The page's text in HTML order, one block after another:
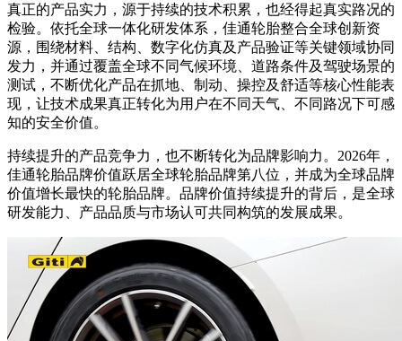
真正的产品实力，源于持续的技术积累，也经得起真实路况的
检验。依托全球一体化研发体系，佳通轮胎整合全球创新资
源，围绕材料、结构、数字化仿真及产品验证等关键领域协同
发力，并通过覆盖全球不同气候环境、道路条件及驾驶场景的
测试，不断优化产品在抓地、制动、操控及舒适等核心性能表
现，让技术成果真正转化为用户在不同天气、不同路况下可感
知的安全价值。
持续提升的产品竞争力，也不断转化为品牌影响力。2026年，
佳通轮胎品牌价值跃居全球轮胎品牌第八位，并成为全球品牌
价值增长最快的轮胎品牌。品牌价值持续提升的背后，是全球
研发能力、产品品质与市场认可共同构筑的发展成果。